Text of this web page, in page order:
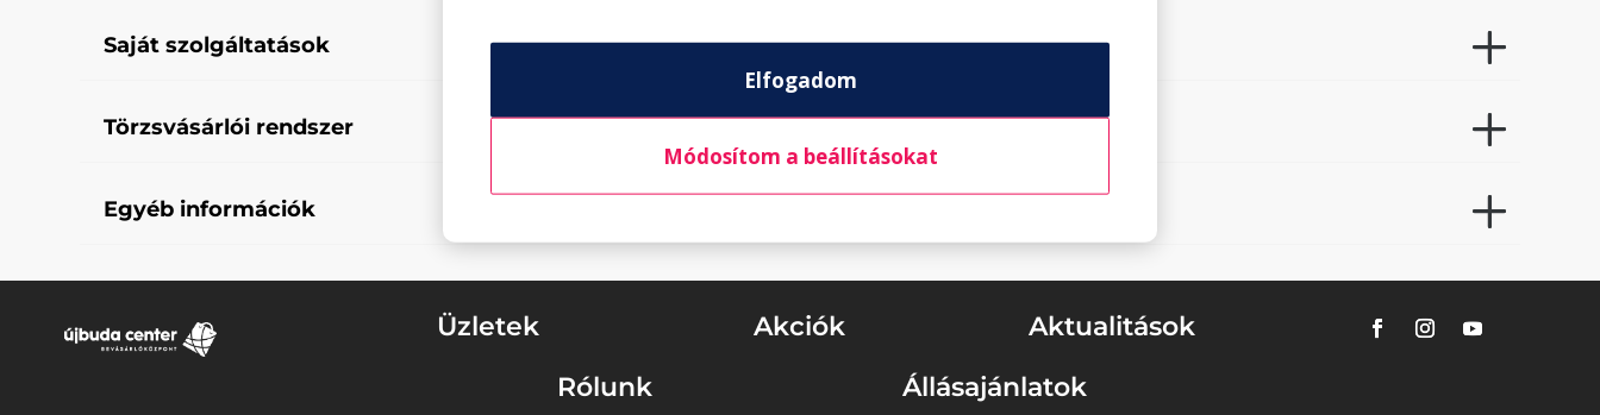
Saját szolgáltatások
Törzsvásárlói rendszer
Egyéb információk
Üzletek Akciók
Aktualitások
Rólunk
Állásajánlatok
Elfogadom
Módosítom a beállításokat